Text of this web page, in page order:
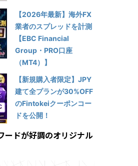
【2026年最新】海外FX
業者のスプレッドを計測
【EBC Financial
Group・PRO口座
（MT4）】
【新規購入者限定】JPY
建て全プランが30%OFF
のFintokeiクーポンコー
ドを公開！
ードが好調のオリジナル